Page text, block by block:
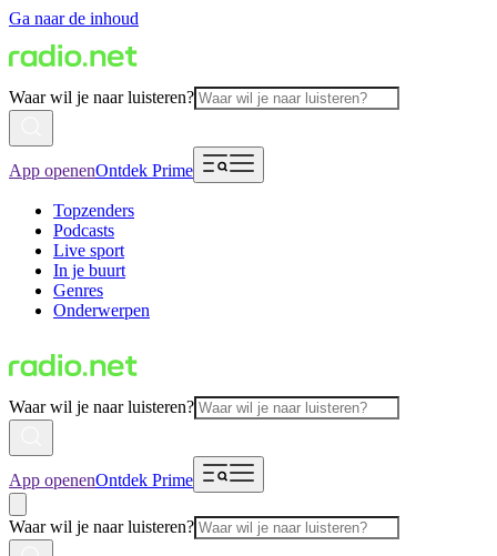
Ga naar de inhoud
Waar wil je naar luisteren?
App openenOntdek Prime
Topzenders
Podcasts
Live sport
In je buurt
Genres
Onderwerpen
Waar wil je naar luisteren?
App openenOntdek Prime
Waar wil je naar luisteren?